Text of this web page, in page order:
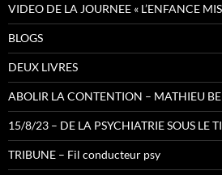
VIDEO DE LA JOURNEE « L’ENFANCE
BLOGS
DEUX LIVRES
ABOLIR LA CONTENTION – MATHIEU
15/8/23 – DE LA PSYCHIATRIE SOUS LE
TRIBUNE – Fil conducteur psy